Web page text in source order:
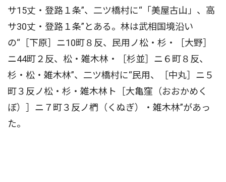
サ15丈・登路１条”、二ツ橋村に“「美屋古山」、高
サ30丈・登路１条”とある。林は武相国境沿い
の“［下原］ニ10町８反、民用ノ松・杉・［大野］
ニ44町２反、松・雑木林・［杉並］ニ６町８反、
杉・松・雑木林”、二ツ橋村に“民用、［中丸］ニ５
町３反ノ松・杉・雑木林ト［大亀窪（おおかめく
ぼ）］ニ７町３反ノ椚（くぬぎ）・雑木林”があっ
た。